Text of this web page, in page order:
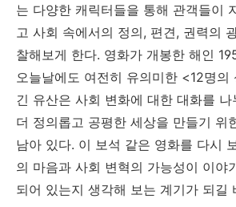
는 다양한 캐릭터들을 통해 관객들이
고 사회 속에서의 정의, 편견, 권력의
찰해보게 한다. 영화가 개봉한 해인
오늘날에도 여전히 유의미한 <12명
긴 유산은 사회 변화에 대한 대화를
더 정의롭고 공평한 세상을 만들기 위
남아 있다. 이 보석 같은 영화를 다시
의 마음과 사회 변혁의 가능성이 이야
되어 있는지 생각해 보는 계기가 되길